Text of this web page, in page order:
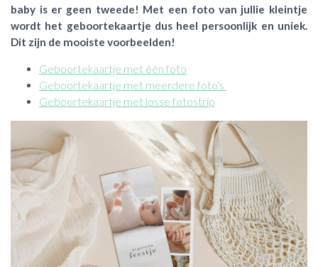
baby is er geen tweede! Met een foto van jullie kleintje
wordt het geboortekaartje dus heel persoonlijk en uniek.
Dit zijn de mooiste voorbeelden!
Geboortekaartje met één foto
Geboortekaartje met meerdere foto's
Geboortekaartje met losse fotostrip